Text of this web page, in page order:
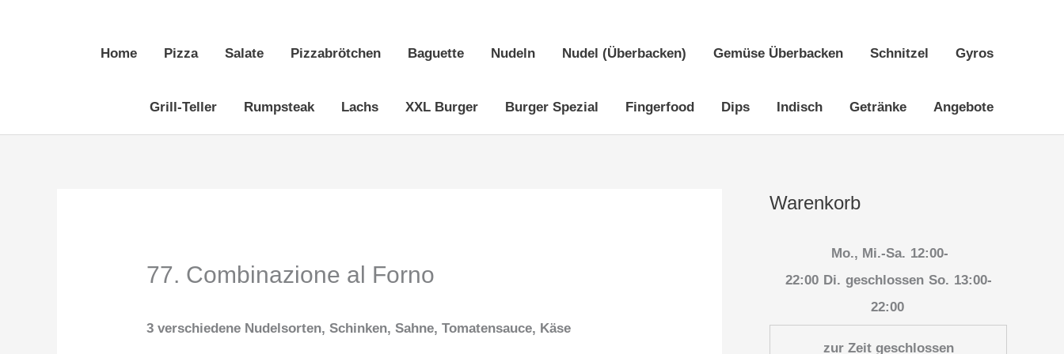
Home Pizza Salate Pizzabrötchen Baguette Nudeln Nudel (Überbacken) Gemüse Überbacken Schnitzel Gyros
Grill-Teller Rumpsteak Lachs XXL Burger Burger Spezial Fingerfood Dips Indisch Getränke Angebote
77. Combinazione al Forno
3 verschiedene Nudelsorten, Schinken, Sahne, Tomatensauce, Käse
Warenkorb
Mo., Mi.-Sa. 12:00-
22:00 Di. geschlossen So. 13:00-
22:00
zur Zeit geschlossen